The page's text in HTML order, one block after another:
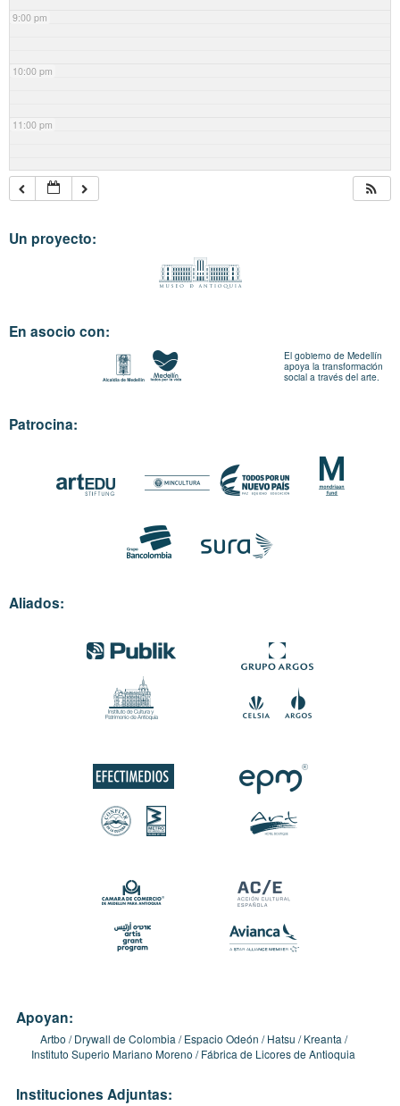
9:00 pm
10:00 pm
11:00 pm
Un proyecto:
En asocio con:
El gobierno de Medellín
apoya la transformación
social a través del arte.
Patrocina:
Aliados:
Apoyan:
Artbo Drywall de Colombia Espacio Odeón Hatsu
Kreanta
Instituto Superio Mariano Moreno
Fábrica de Licores de Antioquia
Instituciones Adjuntas: